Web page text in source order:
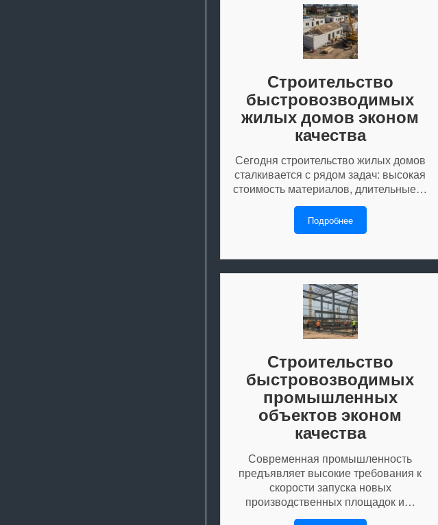
Строительство
быстровозводимых
жилых домов эконом
качества
Сегодня строительство жилых домов
сталкивается с рядом задач: высокая
стоимость материалов, длительные…
Подробнее
Строительство
быстровозводимых
промышленных
объектов эконом
качества
Современная промышленность
предъявляет высокие требования к
скорости запуска новых
производственных площадок и…